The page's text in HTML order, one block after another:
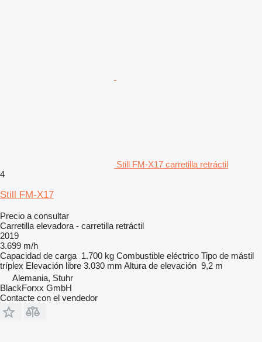
Still FM-X17 carretilla retráctil
4
Still FM-X17
Precio a consultar
Carretilla elevadora - carretilla retráctil
2019
3.699 m/h
Capacidad de carga 1.700 kg Combustible eléctrico Tipo de mástil
tríplex Elevación libre 3.030 mm Altura de elevación 9,2 m
Alemania, Stuhr
BlackForxx GmbH
Contacte con el vendedor